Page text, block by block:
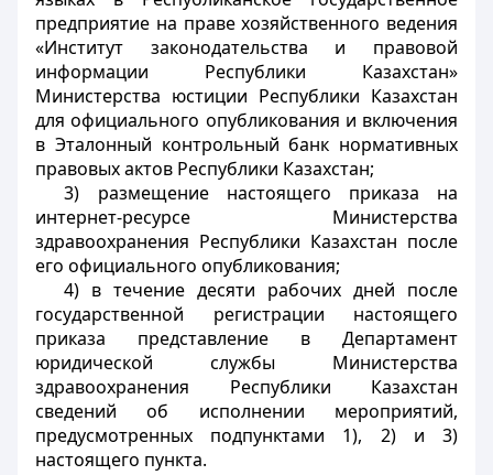
предприятие на праве хозяйственного ведения
«Институт законодательства и правовой
информации Республики Казахстан»
Министерства юстиции Республики Казахстан
для официального опубликования и включения
в Эталонный контрольный банк нормативных
правовых актов Республики Казахстан;
3) размещение настоящего приказа на
интернет-ресурсе Министерства
здравоохранения Республики Казахстан после
его официального опубликования;
4) в течение десяти рабочих дней после
государственной регистрации настоящего
приказа представление в Департамент
юридической службы Министерства
здравоохранения Республики Казахстан
сведений об исполнении мероприятий,
предусмотренных подпунктами 1), 2) и 3)
настоящего пункта.